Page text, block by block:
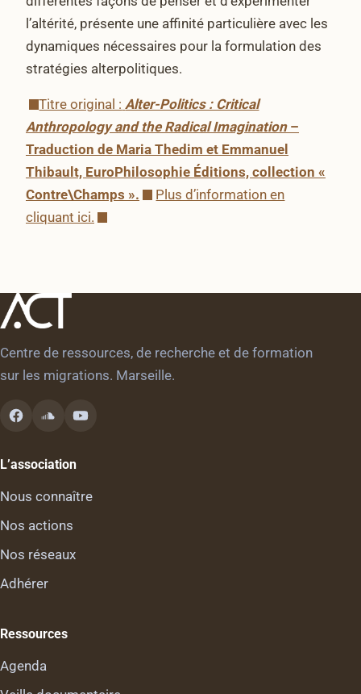
l’altérité, présente une affinité particulière avec les
dynamiques nécessaires pour la formulation des
stratégies alterpolitiques.
Titre original : Alter-Politics : Critical
Anthropology and the Radical Imagination–
Traduction de Maria Thedim et Emmanuel
Thibault, EuroPhilosophie Éditions, collection «
Contre\Champs ».
Plus d’information en
cliquant ici.
Centre de ressources, de recherche et de formation
sur les migrations. Marseille.
L’association
Nous connaître
Nos actions
Nos réseaux
Adhérer
Ressources
Agenda